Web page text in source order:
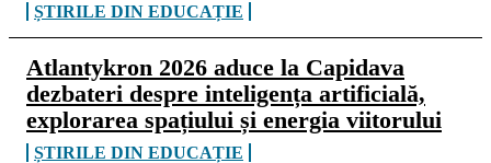
ȘTIRILE DIN EDUCAȚIE
Atlantykron 2026 aduce la Capidava
dezbateri despre inteligența artificială,
explorarea spațiului și energia viitorului
ȘTIRILE DIN EDUCAȚIE